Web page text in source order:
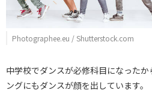
Photographee.eu / Shutterstock.com
中学校でダンスが必修科目になった
ングにもダンスが顔を出しています。